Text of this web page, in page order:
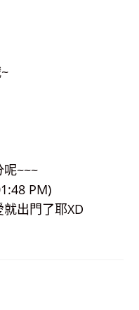
~~~
PM)
出門了耶XD